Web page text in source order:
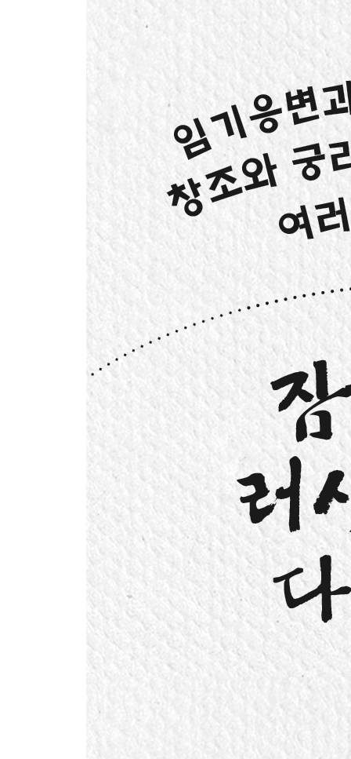
·실행장애, 인식불능증이란 무엇인가?
3장 삶과 삶이 부딪혀 공명하는 장
“내가 묶으면 아침까지 못 풀어”!?
‘문제 노인’이 아니라 ‘돌봄 곤란 노인’
사회에서는 범죄인 ‘신체 억제’
묶지 않기 위해서라면 뭐든 한다
·고령자 돌봄시설의 자원봉사자란?
4장 인생, 다시 시작할 수 있다. 그리고 그런 인생이
뇌졸중 후에도 계속되는 인생
재활의 탄생
재활의 대상은 젊은이
인생에 정해진 길 같은 건 없다
고령자 돌봄이 시작되는 곳
아, 여기가 ‘보물섬’이다
·물리치료사, 작업치료사는 어떤 일을 하나요?
5장 돌봄은 시대를 가장 앞서가는 일
노인의 웃는 얼굴이 좋은 돌봄의 ‘근거’
무엇이 행복인지 묻는다
돌봄에 필요한 새로운 평가 기준
개별과 집단은 한 쌍
수동성에서 주체성으로
의료와 간호에도 등장하는 새로운 움직임
·개호복지사는 어떤 자격인가?
6장 치매 노인의 세계
고치려고 하기보다 자신답게 살아가자
‘나’를 ‘나’라고 생각할 수 있는 세계를
“잠깐, 러시아에 다녀오려고”